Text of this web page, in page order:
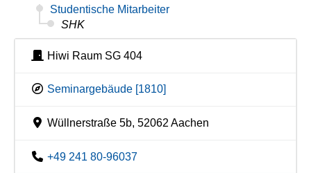
Studentische Mitarbeiter
SHK
Hiwi Raum SG 404
Seminargebäude [1810]
Wüllnerstraße 5b, 52062 Aachen
+49 241 80-96037